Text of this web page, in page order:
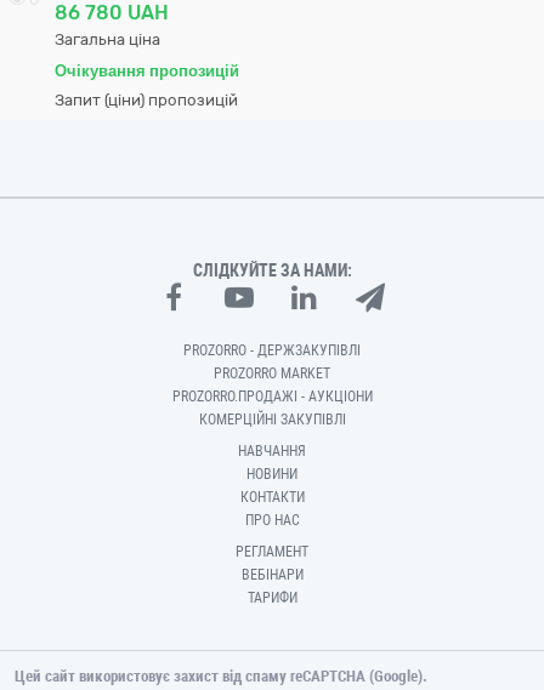
86 780 UAH
Загальна ціна
Очікування пропозицій
Запит (ціни) пропозицій
СЛІДКУЙТЕ ЗА НАМИ:
PROZORRO - ДЕРЖЗАКУПІВЛІ
PROZORRO MARKET
PROZORRO.ПРОДАЖІ - АУКЦІОНИ
КОМЕРЦІЙНІ ЗАКУПІВЛІ
НАВЧАННЯ
НОВИНИ
КОНТАКТИ
ПРО НАС
РЕГЛАМЕНТ
ВЕБІНАРИ
ТАРИФИ
Цей сайт використовує захист від спаму reCAPTCHA (Google).